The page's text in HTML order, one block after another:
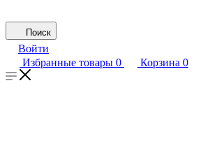
Поиск
Войти
Избранные товары 0 Корзина 0